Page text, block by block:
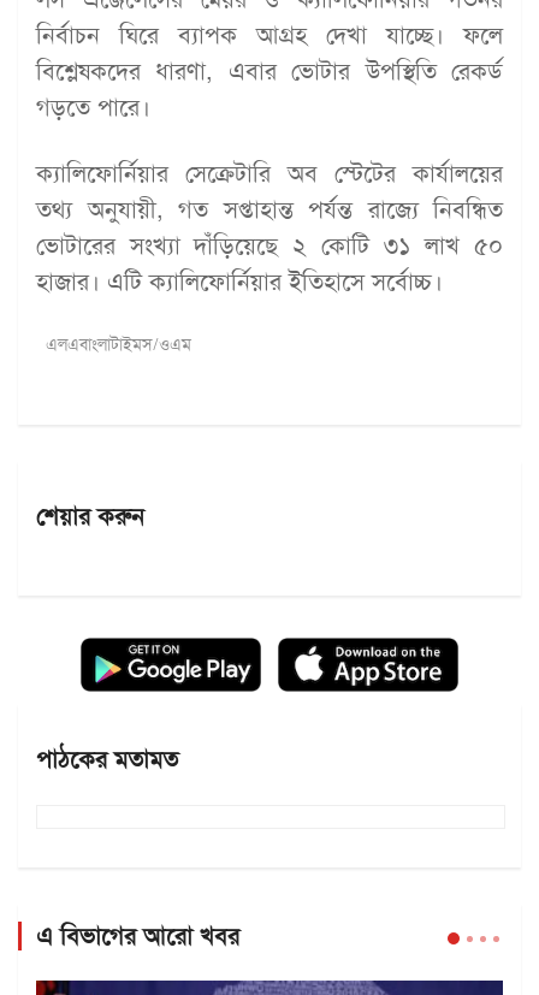
নির্বাচন ঘিরে ব্যাপক আগ্রহ দেখা যাচ্ছে। ফলে
বিশ্লেষকদের ধারণা, এবার ভোটার উপস্থিতি রেকর্ড
গড়তে পারে।
ক্যালিফোর্নিয়ার সেক্রেটারি অব স্টেটের কার্যালয়ের
তথ্য অনুযায়ী, গত সপ্তাহান্ত পর্যন্ত রাজ্যে নিবন্ধিত
ভোটারের সংখ্যা দাঁড়িয়েছে ২ কোটি ৩১ লাখ ৫০
হাজার। এটি ক্যালিফোর্নিয়ার ইতিহাসে সর্বোচ্চ।
এলএবাংলাটাইমস/ওএম
শেয়ার করুন
পাঠকের মতামত
এ বিভাগের আরো খবর